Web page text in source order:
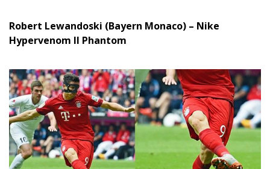
Robert Lewandoski (Bayern Monaco) – Nike
Hypervenom II Phantom